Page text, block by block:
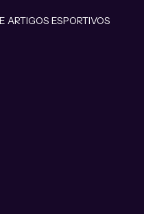
ARTIGOS ESPORTIVOS